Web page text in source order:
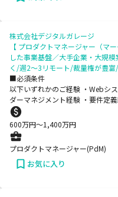
株式会社デジタルガレージ
【 プロダクトマネージャー（マ
した事業基盤／大手企業・大規
く/週2～3リモート/裁量権が豊
■必須条件
以下いずれかのご経験 ・Webシ
ダーマネジメント経験 ・要件定
600万円〜1,400万円
プロダクトマネージャー(PdM)
お気に入り